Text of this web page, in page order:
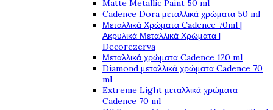
Matte Metallic Paint 50 ml
Cadence Dora μεταλλικά χρώματα 50 ml
Μεταλλικά Χρώματα Cadence 70ml |
Ακρυλικά Μεταλλικά Χρώματα |
Decorezerva
Μεταλλικά χρώματα Cadence 120 ml
Diamond μεταλλικά χρώματα Cadence 70
ml
Extreme Light μεταλλικά χρώματα
Cadence 70 ml